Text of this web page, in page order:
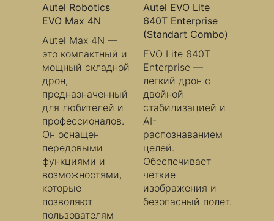
Autel Robotics
EVO Max 4N
Autel Max 4N —
это компактный и
мощный складной
дрон,
предназначенный
для любителей и
профессионалов.
Он оснащен
передовыми
функциями и
возможностями,
которые
позволяют
пользователям
Autel EVO Lite
640T Enterprise
(Standart Combo)
EVO Lite 640T
Enterprise —
легкий дрон с
двойной
стабилизацией и
AI-
распознаванием
целей.
Обеспечивает
четкие
изображения и
безопасный полет.